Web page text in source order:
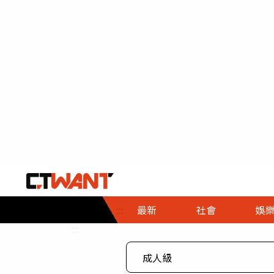
::: 最新 社會
社會首頁
時事
娛樂
娛樂首頁
即時
專題
財經首頁
熱線
３Ｃ
政